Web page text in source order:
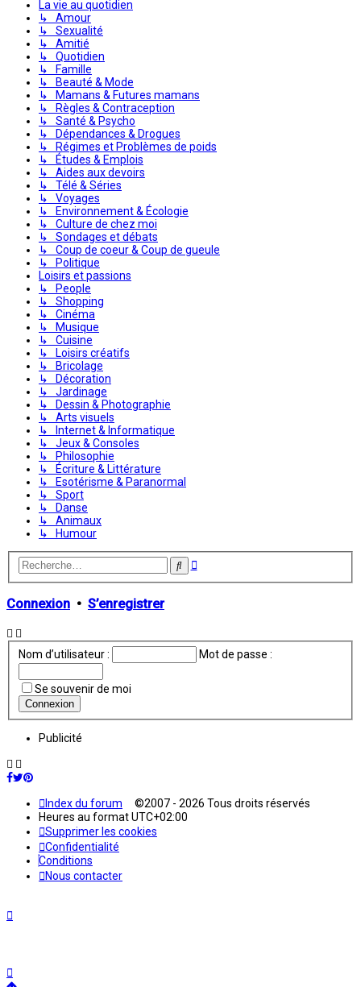
La vie au quotidien
↳ Amour
↳ Sexualité
↳ Amitié
↳ Quotidien
↳ Famille
↳ Beauté & Mode
↳ Mamans & Futures mamans
↳ Règles & Contraception
↳ Santé & Psycho
↳ Dépendances & Drogues
↳ Régimes et Problèmes de poids
↳ Études & Emplois
↳ Aides aux devoirs
↳ Télé & Séries
↳ Voyages
↳ Environnement & Écologie
↳ Culture de chez moi
↳ Sondages et débats
↳ Coup de coeur & Coup de gueule
↳ Politique
Loisirs et passions
↳ People
↳ Shopping
↳ Cinéma
↳ Musique
↳ Cuisine
↳ Loisirs créatifs
↳ Bricolage
↳ Décoration
↳ Jardinage
↳ Dessin & Photographie
↳ Arts visuels
↳ Internet & Informatique
↳ Jeux & Consoles
↳ Philosophie
↳ Écriture & Littérature
↳ Esotérisme & Paranormal
↳ Sport
↳ Danse
↳ Animaux
↳ Humour
Rechercher
Recherche
Connexion • S’enregistrer
Nom d’utilisateur : Mot de passe :
Se souvenir de moi
Publicité
Index du forum ©2007 - 2026 Tous droits réservés
Heures au formatUTC+02:00
Supprimer les cookies
Confidentialité
Conditions
Nous contacter